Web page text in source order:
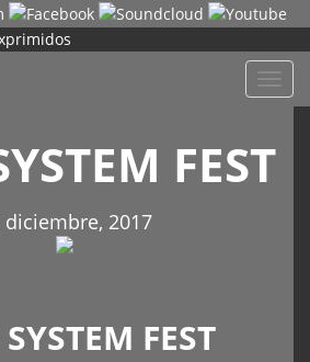
FEST
diciembre, 2017
FEST